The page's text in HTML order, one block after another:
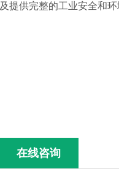
及提供完整的工业安全和
在线咨询